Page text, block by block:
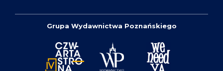
Grupa Wydawnictwa Poznańskiego